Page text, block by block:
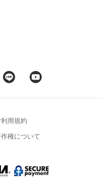
利用規約
権について